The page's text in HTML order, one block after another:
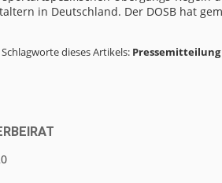
in Deutschland. Der DOSB hat
dieses Artikels: Pressemitteilung